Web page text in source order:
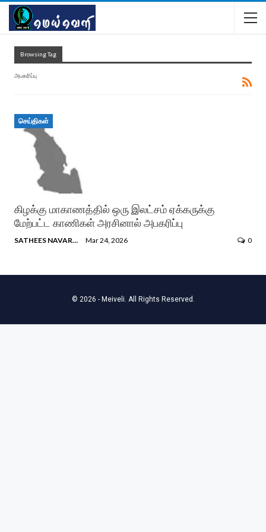
Browsing Tag
அபகரிப்பு
செய்திகள்
கிழக்கு மாகாணத்தில் ஒரு இலட்சம் ஏக்கருக்கு
மேற்பட்ட காணிகள் அரசினால் அபகரிப்பு
SATHEES NAVARATNAM Mar 24, 2026 0
© 2026 - Meiveli. All Rights Reserved.